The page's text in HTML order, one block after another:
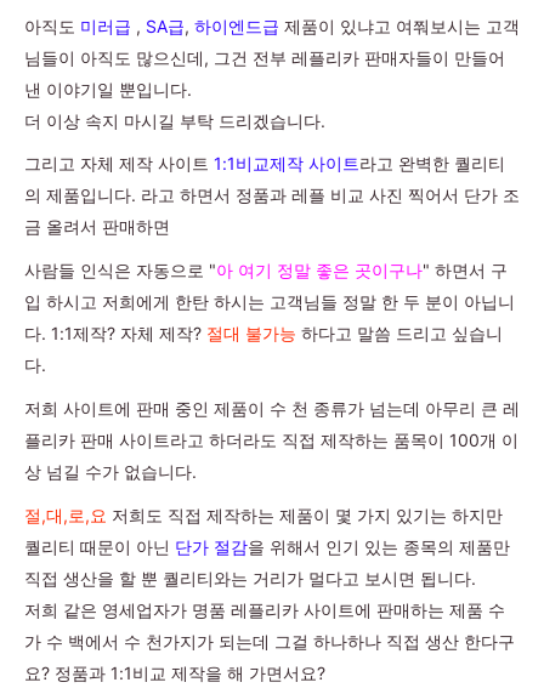
아직도 미러급 , SA급, 하이엔드급 제품이 있냐고 여쭤보시는 고객
님들이 아직도 많으신데, 그건 전부 레플리카 판매자들이 만들어
낸 이야기일 뿐입니다.
더 이상 속지 마시길 부탁 드리겠습니다.
그리고 자체 제작 사이트 1:1비교제작 사이트라고 완벽한 퀄리티
의 제품입니다. 라고 하면서 정품과 레플 비교 사진 찍어서 단가 조
금 올려서 판매하면
사람들 인식은 자동으로 "아 여기 정말 좋은 곳이구나" 하면서 구
입 하시고 저희에게 한탄 하시는 고객님들 정말 한 두 분이 아닙니
다. 1:1제작? 자체 제작? 절대 불가능 하다고 말씀 드리고 싶습니
다.
저희 사이트에 판매 중인 제품이 수 천 종류가 넘는데 아무리 큰 레
플리카 판매 사이트라고 하더라도 직접 제작하는 품목이 100개 이
상 넘길 수가 없습니다.
절,대,로,요 저희도 직접 제작하는 제품이 몇 가지 있기는 하지만
퀄리티 때문이 아닌 단가 절감을 위해서 인기 있는 종목의 제품만
직접 생산을 할 뿐 퀄리티와는 거리가 멀다고 보시면 됩니다.
저희 같은 영세업자가 명품 레플리카 사이트에 판매하는 제품 수
가 수 백에서 수 천가지가 되는데 그걸 하나하나 직접 생산 한다구
요? 정품과 1:1비교 제작을 해 가면서요?